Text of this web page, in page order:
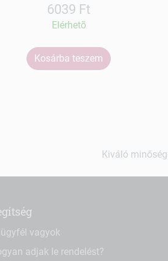
6039 Ft
Elérhetõ
Kosárba teszem
Kiváló
vagyok
adjak le rendelést?